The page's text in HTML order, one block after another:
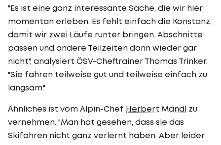
"Es ist eine ganz interessante Sache, die wir hier
momentan erleben. Es fehlt einfach die Konstanz,
damit wir zwei Läufe runter bringen. Abschnitte
passen und andere Teilzeiten dann wieder gar
nicht", analysiert ÖSV-Cheftrainer Thomas Trinker.
"Sie fahren teilweise gut und teilweise einfach zu
langsam."
Ähnliches ist vom Alpin-Chef Herbert Mandl zu
vernehmen. "Man hat gesehen, dass sie das
Skifahren nicht ganz verlernt haben. Aber leider